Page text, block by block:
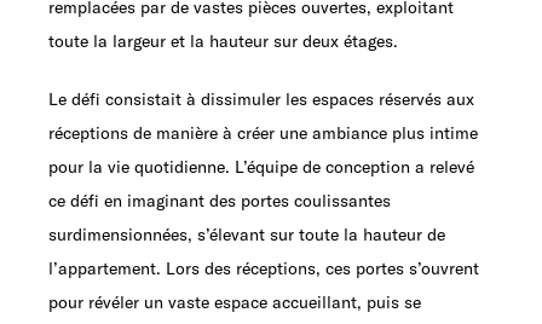
remplacées par de vastes pièces ouvertes, exploitant
toute la largeur et la hauteur sur deux étages.
Le défi consistait à dissimuler les espaces réservés aux
réceptions de manière à créer une ambiance plus intime
pour la vie quotidienne. L’équipe de conception a relevé
ce défi en imaginant des portes coulissantes
surdimensionnées, s’élevant sur toute la hauteur de
l’appartement. Lors des réceptions, ces portes s’ouvrent
pour révéler un vaste espace accueillant, puis se